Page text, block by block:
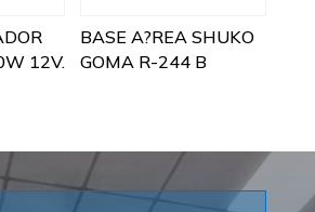
12V.
BASE A?REA SHUKO
GOMA R-244 B